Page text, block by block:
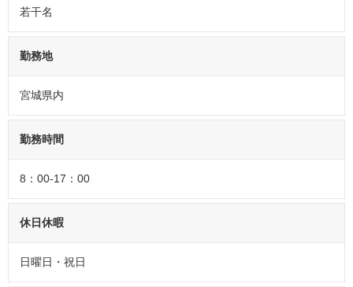
若干名
勤務地
宮城県内
勤務時間
8：00-17：00
休日休暇
日曜日・祝日